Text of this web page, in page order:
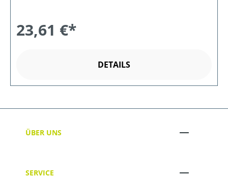
23,61 €*
DETAILS
ÜBER UNS
SERVICE